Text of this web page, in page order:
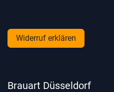
Widerruf erklären
Brauart Düsseldorf